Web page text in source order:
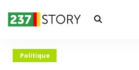
Connexion
Politique